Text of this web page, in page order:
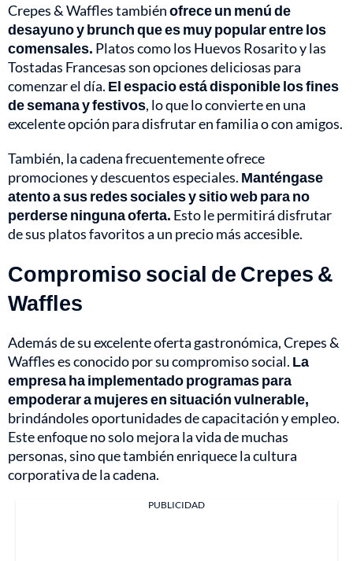
Crepes & Waffles tambiénofrece un menú de
desayuno y brunch que es muy popular entre los
comensales. Platos como los Huevos Rosarito y las
Tostadas Francesas son opciones deliciosas para
comenzar el día. El espacio está disponible los fines
de semana y festivos, lo que lo convierte en una
excelente opción para disfrutar en familia o con amigos.
También, la cadena frecuentemente ofrece
promociones y descuentos especiales. Manténgase
atento a sus redes sociales y sitio web para no
perderse ninguna oferta. Esto le permitirá disfrutar
de sus platos favoritos a un precio más accesible.
Compromiso social de Crepes &
Waffles
Además de su excelente oferta gastronómica, Crepes &
Waffles es conocido por su compromiso social. La
empresa ha implementado programas para
empoderar a mujeres en situación vulnerable,
brindándoles oportunidades de capacitación y empleo.
Este enfoque no solo mejora la vida de muchas
personas, sino que también enriquece la cultura
corporativa de la cadena.
PUBLICIDAD